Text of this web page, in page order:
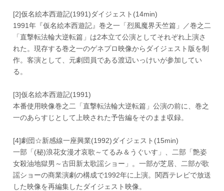
[2]仮名絵本西遊記(1991)ダイジェスト(14min)
1991年『仮名絵本西遊記』巻之一「烈風魔界天竺篇」／巻之二
「直撃転法輪大逆転篇」は2本立て公演としてそれぞれ上演さ
れた。現存する巻之一のゲネプロ映像からダイジェスト版を制
作。客演として、元劇団員である渡辺いっけいが参加してい
る。
[3]仮名絵本西遊記(1991)
本番使用映像巻之二「直撃転法輪大逆転篇」公演の前に、巻之
一のあらすじとして上映された予告編をそのまま収録。
[4]劇団☆新感線一座興業(1992)ダイジェスト(15min)
一部「(秘)浪花女漫才哀歌～てるみ＆うぐいす」、二部「艶姿
女殺油地獄男～古田新太歌謡ショー」。一部が芝居、二部が歌
謡ショーの商業演劇の構成で1992年に上演。関西テレビで放送
した映像を再編集したダイジェスト映像。